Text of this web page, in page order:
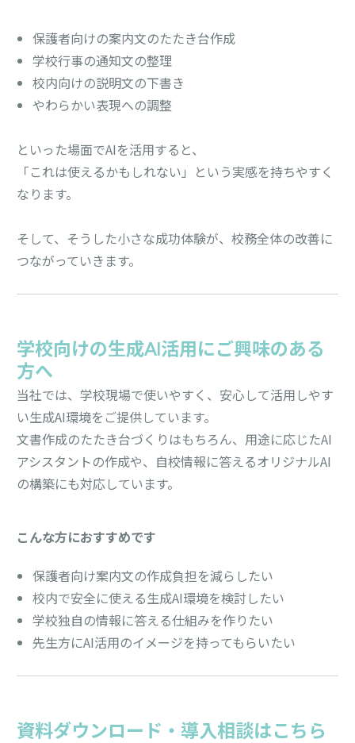
保護者向けの案内文のたたき台作成
学校行事の通知文の整理
校内向けの説明文の下書き
やわらかい表現への調整
といった場面でAIを活用すると、
「これは使えるかもしれない」という実感を持ちやすく
なります。
そして、そうした小さな成功体験が、校務全体の改善に
つながっていきます。
学校向けの生成AI活用にご興味のある
方へ
当社では、学校現場で使いやすく、安心して活用しやす
い生成AI環境をご提供しています。
文書作成のたたき台づくりはもちろん、用途に応じたAI
アシスタントの作成や、自校情報に答えるオリジナルAI
の構築にも対応しています。
こんな方におすすめです
保護者向け案内文の作成負担を減らしたい
校内で安全に使える生成AI環境を検討したい
学校独自の情報に答える仕組みを作りたい
先生方にAI活用のイメージを持ってもらいたい
資料ダウンロード・導入相談はこちら